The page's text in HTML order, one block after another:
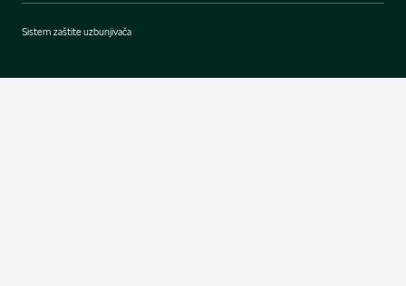
Sistem zaštite uzbunjivača